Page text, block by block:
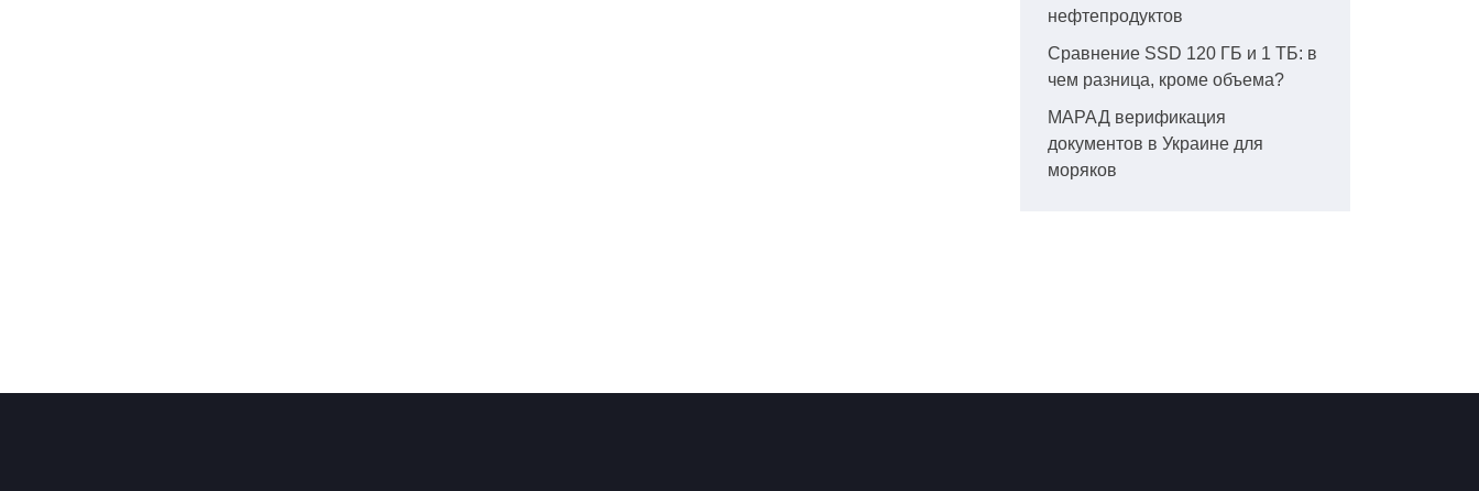
нефтепродуктов
Сравнение SSD 120 ГБ и 1 ТБ: в
чем разница, кроме объема?
МАРАД верификация
документов в Украине для
моряков